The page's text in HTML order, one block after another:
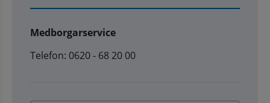
Medborgarservice
Telefon: 0620 - 68 20 00